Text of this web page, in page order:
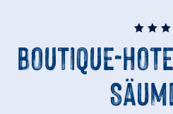
🞙 🞙 🞙
BOUTIQUE-